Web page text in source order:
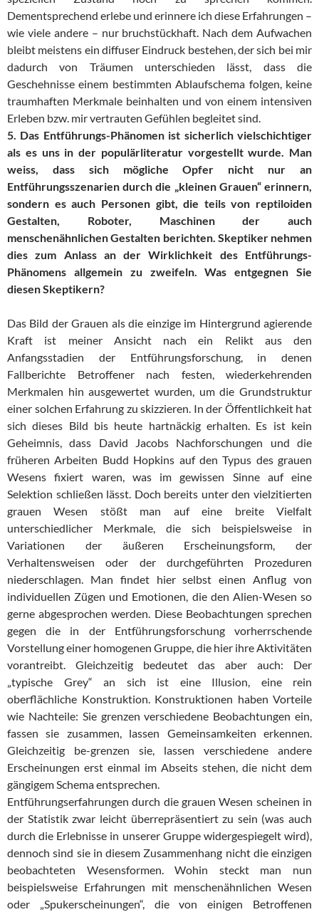
Dementsprechend erlebe und erinnere ich diese Erfahrungen –
wie viele andere – nur bruchstückhaft. Nach dem Aufwachen
bleibt meistens ein diffuser Eindruck bestehen, der sich bei mir
dadurch von Träumen unterschieden lässt, dass die
Geschehnisse einem bestimmten Ablaufschema folgen, keine
traumhaften Merkmale beinhalten und von einem intensiven
Erleben bzw. mir vertrauten Gefühlen begleitet sind.
5. Das Entführungs-Phänomen ist sicherlich vielschichtiger
als es uns in der populärliteratur vorgestellt wurde. Man
weiss, dass sich mögliche Opfer nicht nur an
Entführungsszenarien durch die „kleinen Grauen“ erinnern,
sondern es auch Personen gibt, die teils von reptiloiden
Gestalten, Roboter, Maschinen der auch
menschenähnlichen Gestalten berichten. Skeptiker nehmen
dies zum Anlass an der Wirklichkeit des Entführungs-
Phänomens allgemein zu zweifeln. Was entgegnen Sie
diesen Skeptikern?
Das Bild der Grauen als die einzige im Hintergrund agierende
Kraft ist meiner Ansicht nach ein Relikt aus den
Anfangsstadien der Entführungsforschung, in denen
Fallberichte Betroffener nach festen, wiederkehrenden
Merkmalen hin ausgewertet wurden, um die Grundstruktur
einer solchen Erfahrung zu skizzieren. In der Öffentlichkeit hat
sich dieses Bild bis heute hartnäckig erhalten. Es ist kein
Geheimnis, dass David Jacobs Nachforschungen und die
früheren Arbeiten Budd Hopkins auf den Typus des grauen
Wesens fixiert waren, was im gewissen Sinne auf eine
Selektion schließen lässt. Doch bereits unter den vielzitierten
grauen Wesen stößt man auf eine breite Vielfalt
unterschiedlicher Merkmale, die sich beispielsweise in
Variationen der äußeren Erscheinungsform, der
Verhaltensweisen oder der durchgeführten Prozeduren
niederschlagen. Man findet hier selbst einen Anflug von
individuellen Zügen und Emotionen, die den Alien-Wesen so
gerne abgesprochen werden. Diese Beobachtungen sprechen
gegen die in der Entführungsforschung vorherrschende
Vorstellung einer homogenen Gruppe, die hier ihre Aktivitäten
vorantreibt. Gleichzeitig bedeutet das aber auch: Der
„typische Grey“ an sich ist eine Illusion, eine rein
oberflächliche Konstruktion. Konstruktionen haben Vorteile
wie Nachteile: Sie grenzen verschiedene Beobachtungen ein,
fassen sie zusammen, lassen Gemeinsamkeiten erkennen.
Gleichzeitig be-grenzen sie, lassen verschiedene andere
Erscheinungen erst einmal im Abseits stehen, die nicht dem
gängigem Schema entsprechen.
Entführungserfahrungen durch die grauen Wesen scheinen in
der Statistik zwar leicht überrepräsentiert zu sein (was auch
durch die Erlebnisse in unserer Gruppe widergespiegelt wird),
dennoch sind sie in diesem Zusammenhang nicht die einzigen
beobachteten Wesensformen. Wohin steckt man nun
beispielsweise Erfahrungen mit menschenähnlichen Wesen
oder „Spukerscheinungen“, die von einigen Betroffenen